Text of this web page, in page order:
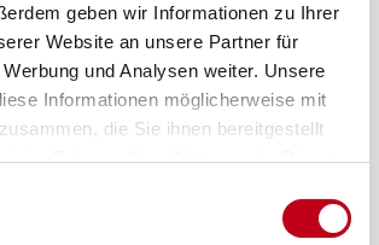
geben wir Informationen zu Ihrer
Website an unsere Partner für
und Analysen weiter. Unsere
Informationen möglicherweise mit
die Sie ihnen bereitgestellt
im Rahmen Ihrer Nutzung der Dienste
anfragen